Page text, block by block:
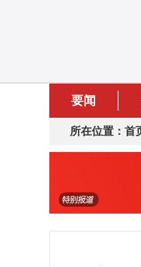
要闻
所在位置： 首